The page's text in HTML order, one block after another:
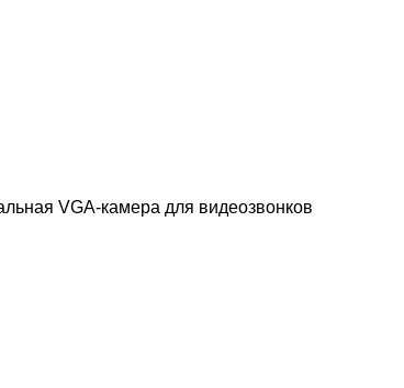
VGA-камера для видеозвонков